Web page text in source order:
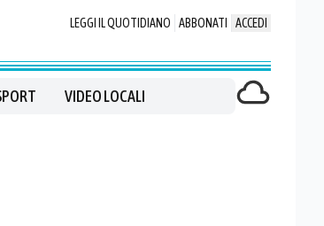
LEGGI IL QUOTIDIANO ABBONATI ACCEDI
VIDEO LOCALI